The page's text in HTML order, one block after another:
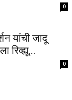
0
यांची जादू
रिव्ह्यू...
0